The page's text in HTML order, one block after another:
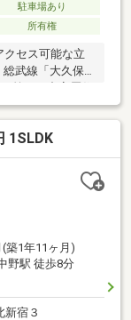
駐車場あり
所有権
クセス可能な立
武線「大久保」
4m公道に7.3m接
（車種により制
用いただけま
1SLDK
築1年11ヶ月)
野駅 徒歩8分
新宿３